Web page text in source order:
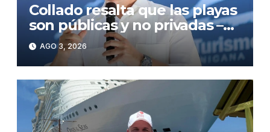
Collado resalta que las playas
son públicas y no privadas –
Noticias de turismo
AGO 3, 2026